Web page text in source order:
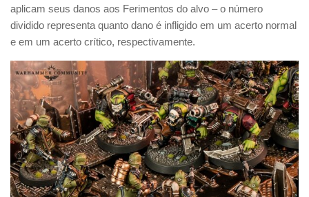
aplicam seus danos aos Ferimentos do alvo – o número
dividido representa quanto dano é infligido em um acerto normal
e em um acerto crítico, respectivamente.